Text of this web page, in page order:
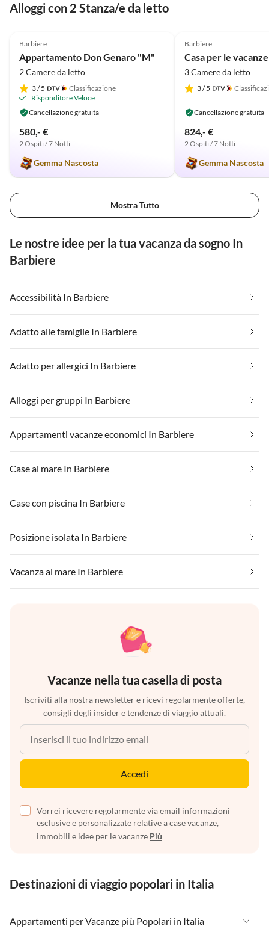
Alloggi con 2 Stanza/e da letto
Barbiere
Appartamento Don Genaro "M"
2 Camere da letto
3/ 5
Classificazione
Risponditore Veloce
Cancellazione gratuita
580,- €
2 Ospiti / 7 Notti
Gemma Nascosta
Barbiere
3 Camere da letto
3/ 5
Cancellazione gratuita
824,- €
2 Ospiti / 7 Notti
Gemma Nascosta
Mostra Tutto
Le nostre idee per la tua vacanza da sogno In
Barbiere
Accessibilità In Barbiere
Adatto alle famiglie In Barbiere
Adatto per allergici In Barbiere
Alloggi per gruppi In Barbiere
Appartamenti vacanze economici In Barbiere
Case al mare In Barbiere
Case con piscina In Barbiere
Posizione isolata In Barbiere
Vacanza al mare In Barbiere
Vacanze nella tua casella di posta
Iscriviti alla nostra newsletter e ricevi regolarmente offerte,
consigli degli insider e tendenze di viaggio attuali.
Accedi
Vorrei ricevere regolarmente via email informazioni
esclusive e personalizzate relative a case vacanze,
immobili e idee per le vacanze Più
Destinazioni di viaggio popolari in Italia
Appartamenti per Vacanze più Popolari in Italia